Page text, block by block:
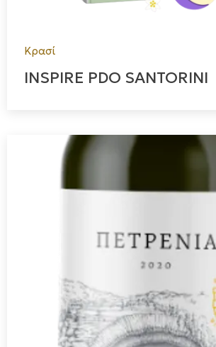
Κρασί
INSPIRE PDO SANTORINI